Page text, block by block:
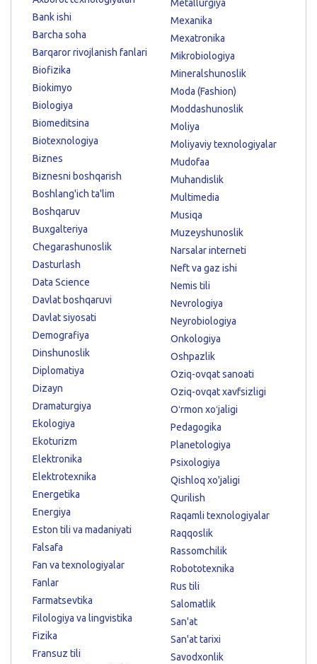
Bank ishi
Barcha soha
Barqaror rivojlanish fanlari
Biofizika
Biokimyo
Biologiya
Biomeditsina
Biotexnologiya
Biznes
Biznesni boshqarish
Boshlang'ich ta'lim
Boshqaruv
Buxgalteriya
Chegarashunoslik
Dasturlash
Data Science
Davlat boshqaruvi
Davlat siyosati
Demografiya
Dinshunoslik
Diplomatiya
Dizayn
Dramaturgiya
Ekologiya
Ekoturizm
Elektronika
Elektrotexnika
Energetika
Energiya
Eston tili va madaniyati
Falsafa
Fan va texnologiyalar
Fanlar
Farmatsevtika
Filologiya va lingvistika
Fizika
Fransuz tili
Metallurgiya
Mexanika
Mexatronika
Mikrobiologiya
Mineralshunoslik
Moda (Fashion)
Moddashunoslik
Moliya
Moliyaviy texnologiyalar
Mudofaa
Muhandislik
Multimedia
Musiqa
Muzeyshunoslik
Narsalar interneti
Neft va gaz ishi
Nemis tili
Nevrologiya
Neyrobiologiya
Onkologiya
Oshpazlik
Oziq-ovqat sanoati
Oziq-ovqat xavfsizligi
Oʻrmon xoʻjaligi
Pedagogika
Planetologiya
Psixologiya
Qishloq xo'jaligi
Qurilish
Raqamli texnologiyalar
Raqqoslik
Rassomchilik
Robototexnika
Rus tili
Salomatlik
San'at
San'at tarixi
Savodxonlik